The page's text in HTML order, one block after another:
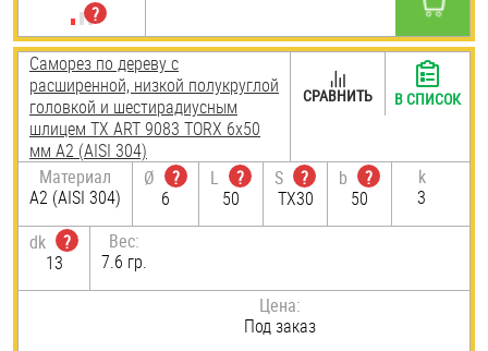
Саморез по дереву с
расширенной, низкой полукруглой
головкой и шестирадиусным
шлицем TX ART 9083 TORX 6х50
мм А2 (AISI 304)
Материал
А2 (AISI 304)
Ø
?
6
L
?
50
S
?
TX30
b
?
50
k
3
dk
?
13
Вес:
7.6 гр.
Цена:
Под заказ
СРАВНИТЬ В СПИСОК